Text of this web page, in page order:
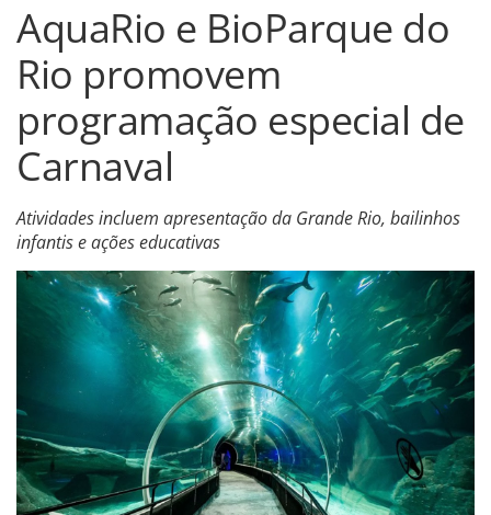
AquaRio e BioParque do
Rio promovem
programação especial de
Carnaval
Atividades incluem apresentação da Grande Rio, bailinhos
infantis e ações educativas